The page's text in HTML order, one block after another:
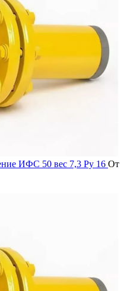
ИФС 50 вес 7,3 Ру 16 От